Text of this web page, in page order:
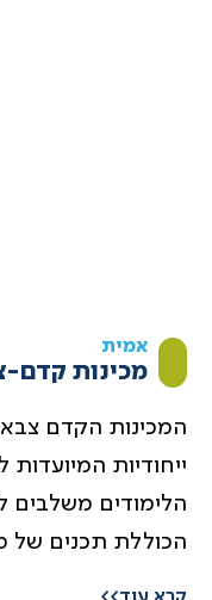
אמית
מכינות קדם-
המכינות הקדם
ייחודיות המיועדות
הלימודים משלבים
הכוללת תכנים של